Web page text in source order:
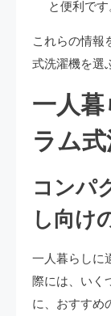
と便利です​​
これらの情報
式洗濯機を選
一人
ラム
コンパ
し向け
一人暮らしに
際には、いく
に、おすすめ